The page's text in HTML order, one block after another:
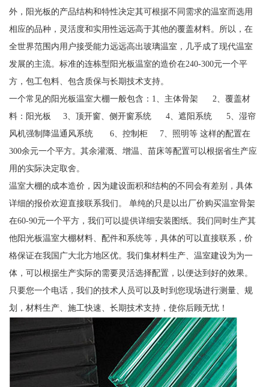
外，阳光板的产品结构和特性决定其可根据不同需求的温室而选用
相应的品种，灵活度和实用性远远高于其他的覆盖材料。所以，在
全世界范围内用户接受能力远远高出玻璃温室，几乎成了现代温室
发展的主流。标准的连栋型阳光板温室的造价在240-300元一个平
方，包工包料、包含质保与长期技术支持。
一个常见的阳光板温室大棚一般包含：1、主体骨架 2、覆盖材
料：阳光板 3、顶开窗、侧开窗系统 4、遮阳系统 5、湿帘
风机强制降温通风系统 6、控制柜 7、照明等 这样的配置在
300余元一个平方。其余灌溉、增温、苗床等配置可以根据省生产应
用的实际决定取舍。
温室大棚的成本造价，因为建设面积和结构的不同会有差别，具体
详细的报价欢迎直接联系我们。 单纯的只是以出厂价购买温室骨架
在60-90元一个平方，我们可以提供详细安装图纸。我们同时生产其
他阳光板温室大棚材料、配件和系统等，具体的可以直接联系，价
格保证在我国广大北方地区优。我们集材料生产、温室建设为为一
体，可以根据生产实际的需要灵活选择配置，以便达到好的效果。
只要您一个电话，我们的技术人员可以及时到您现场进行测量、规
划，材料生产、施工快速、长期技术支持，使你后顾无忧！